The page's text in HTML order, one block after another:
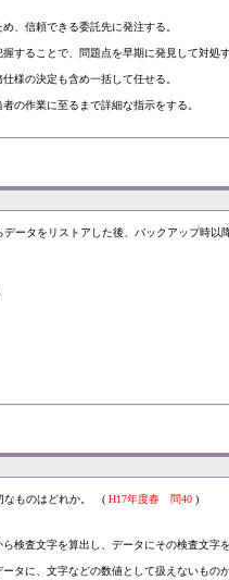
、信頼できる委託先に発注する。
することで、問題点を早期に発見して対処
様の決定も含め一括して任せる。
の作業に至るまで詳細な指示をする。
ータをリストアした後、バックアップ時
なものはどれか。 ( H17年度春 問40 )
検査文字を算出し、データにその検査文字
タに、文字などの数値として扱えないもの